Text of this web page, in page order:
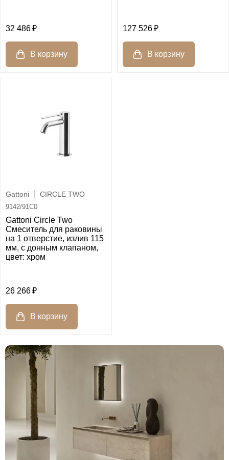
32 486 127 526
Gattoni CIRCLE TWO
9142/91C0
Gattoni Circle Two
Смеситель для раковины
на 1 отверстие, излив 115
мм, с донным клапаном,
цвет: хром
26 266